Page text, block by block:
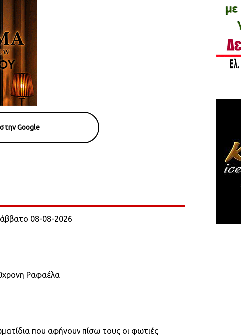
Google
08-08-2026
Ραφαέλα
που αφήνουν πίσω τους οι φωτιές